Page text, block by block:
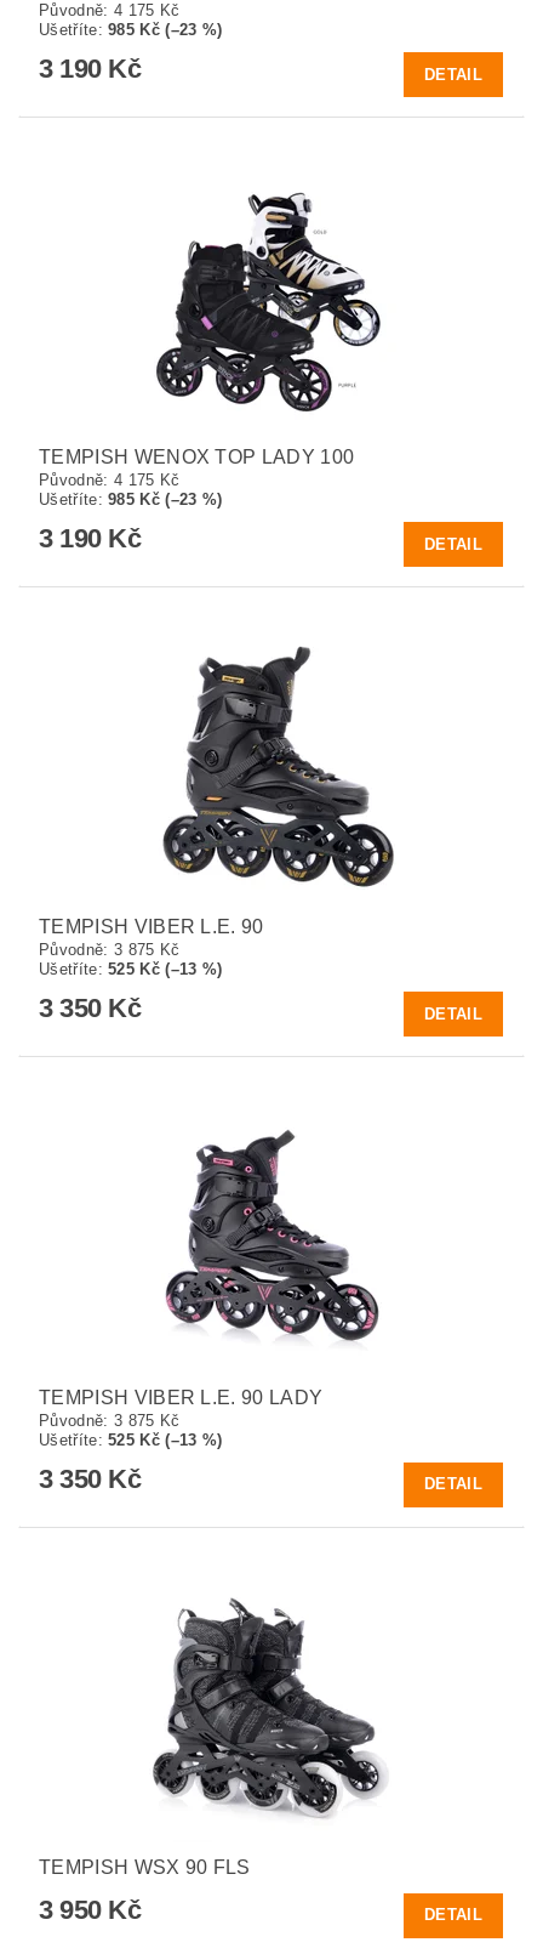
Původně: 4 175 Kč
Ušetříte:985 Kč (–23 %)
3 190 Kč DETAIL
TEMPISH WENOX TOP LADY 100
Původně: 4 175 Kč
Ušetříte:985 Kč (–23 %)
3 190 Kč DETAIL
TEMPISH VIBER L.E. 90
Původně: 3 875 Kč
Ušetříte:525 Kč (–13 %)
3 350 Kč DETAIL
TEMPISH VIBER L.E. 90 LADY
Původně: 3 875 Kč
Ušetříte:525 Kč (–13 %)
3 350 Kč DETAIL
TEMPISH WSX 90 FLS
3 950 Kč DETAIL